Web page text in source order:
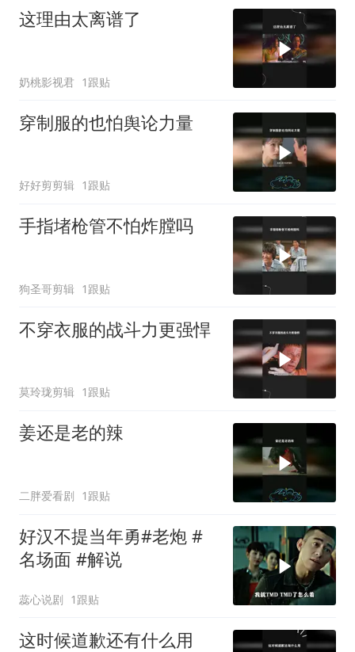
这理由太离谱了
奶桃影视君 1跟贴
穿制服的也怕舆论力量
好好剪剪辑 1跟贴
手指堵枪管不怕炸膛吗
狗圣哥剪辑 1跟贴
不穿衣服的战斗力更强悍
莫玲珑剪辑 1跟贴
姜还是老的辣
二胖爱看剧 1跟贴
好汉不提当年勇#老炮 #
名场面 #解说
蕊心说剧 1跟贴
这时候道歉还有什么用